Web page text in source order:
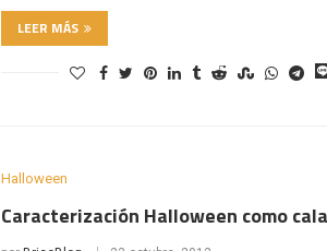
LEER MÁS
Halloween
Caracterización Halloween como